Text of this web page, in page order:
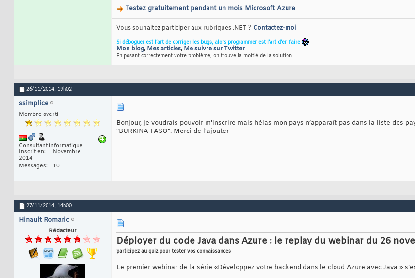
Testez gratuitement pendant un mois Microsoft Azure
Vous souhaitez participer aux rubriques .NET ? Contactez-moi
Si déboguer est l’art de corriger les bugs, alors programmer est l’art d’en faire
Mon blog, Mes articles, Me suivre sur Twitter
En posant correctement votre problème, on trouve la moitié de la solution
26/11/2014, 19h02
ssimplice
Membre averti
Consultant informatique
Inscrit en
Novembre
2014
Messages
10
Bonjour, je voudrais pouvoir m'inscrire mais hélas mon pays n’apparaît pas dans la liste des
"BURKINA FASO". Merci de l'ajouter
27/11/2014, 14h00
Hinault Romaric
Rédacteur
Déployer du code Java dans Azure : le replay du webinar du 26
participez au quiz pour tester vos connaissances
Le premier webinar de la série «Développez votre backend dans le cloud Azure avec Java »